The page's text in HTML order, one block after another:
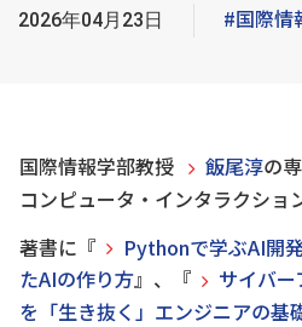
2026年04月23日 #国際情
国際情報学部教授 飯尾淳の
コンピュータ・インタラクショ
著書に『
Pythonで学ぶAI開
たAIの作り方』、『
サイバ
を「生き抜く」エンジニアの基